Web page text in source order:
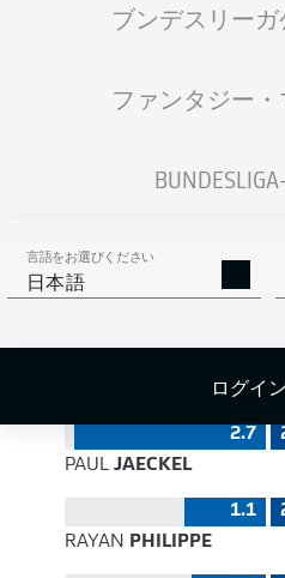
ブンデスリーガ
ファンタジー
言語をお選びください
日本語
ログイン
599
73 % 成功
PASS
2.7
PAUL JAECKEL
1.1
RAYAN PHILIPPE